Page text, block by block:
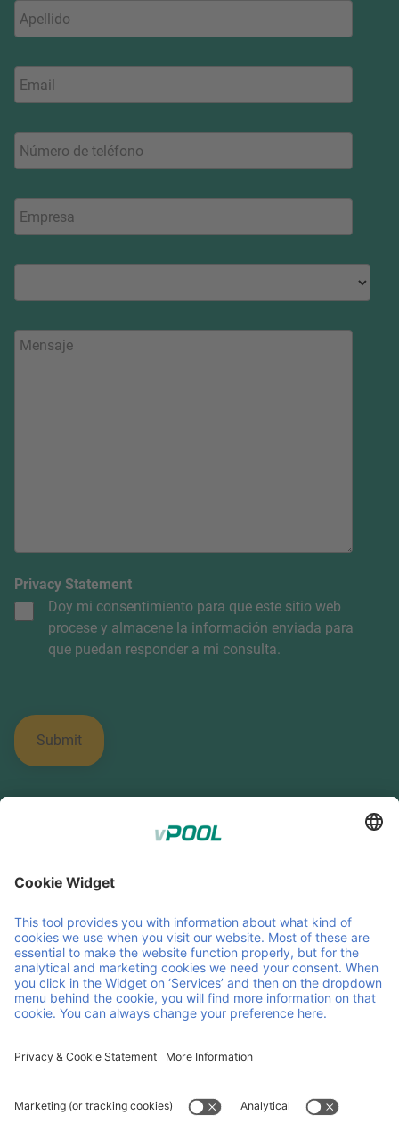
Privacy Statement
Doy mi consentimiento para que este sitio web
procese y almacene la información enviada para
que puedan responder a mi consulta.
Member of Faber Group
Enlaces y documentos útiles
Productos
CGC
Contacto
Carrera